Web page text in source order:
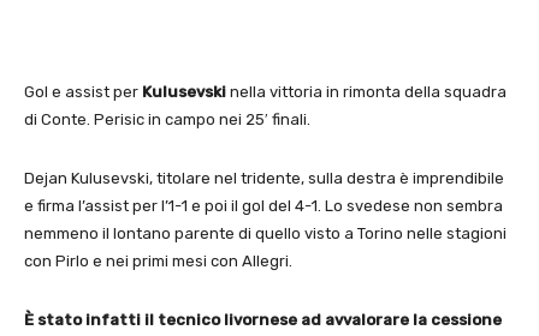
Gol e assist per Kulusevski nella vittoria in rimonta della squadra
di Conte. Perisic in campo nei 25′ finali.
Dejan Kulusevski, titolare nel tridente, sulla destra è imprendibile
e firma l’assist per l’1-1 e poi il gol del 4-1. Lo svedese non sembra
nemmeno il lontano parente di quello visto a Torino nelle stagioni
con Pirlo e nei primi mesi con Allegri.
È stato infatti il tecnico livornese ad avvalorare la cessione